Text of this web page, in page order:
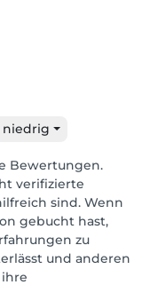
niedrig
Bewertungen.
verifizierte
sind. Wenn
gebucht hast,
zu
und anderen